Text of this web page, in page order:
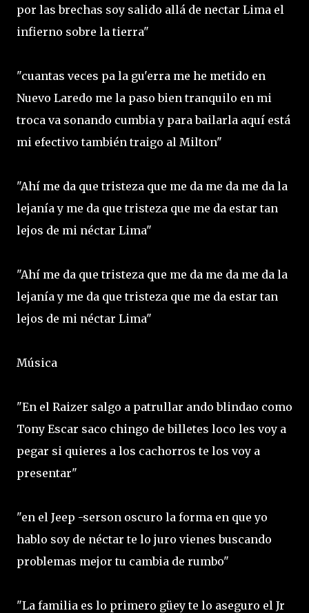
por las brechas soy salido allá de nectar Lima el
infierno sobre la tierra"
"cuantas veces pa la gu'erra me he metido en
Nuevo Laredo me la paso bien tranquilo en mi
troca va sonando cumbia y para bailarla aquí está
mi efectivo también traigo al Milton"
"Ahí me da que tristeza que me da me da me da la
lejanía y me da que tristeza que me da estar tan
lejos de mi néctar Lima"
"Ahí me da que tristeza que me da me da me da la
lejanía y me da que tristeza que me da estar tan
lejos de mi néctar Lima"
Música
"En el Raizer salgo a patrullar ando blindao como
Tony Escar saco chingo de billetes loco les voy a
pegar si quieres a los cachorros te los voy a
presentar"
"en el Jeep -serson oscuro la forma en que yo
hablo soy de néctar te lo juro vienes buscando
problemas mejor tu cambia de rumbo"
"La familia es lo primero güey te lo aseguro el Jr